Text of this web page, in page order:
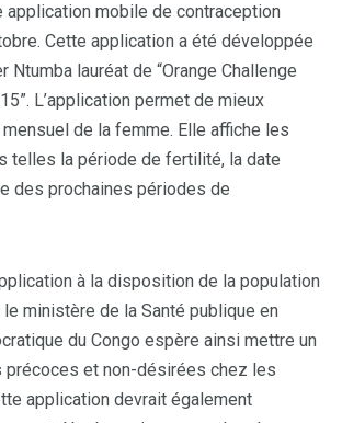
application mobile de contraception
Cette application a été développée
Ntumba lauréat de “Orange Challenge
L’application permet de mieux
de la femme. Elle affiche les
telles la période de fertilité, la date
des prochaines périodes de
à la disposition de la population
ministère de la Santé publique en
du Congo espère ainsi mettre un
précoces et non-désirées chez les
application devrait également